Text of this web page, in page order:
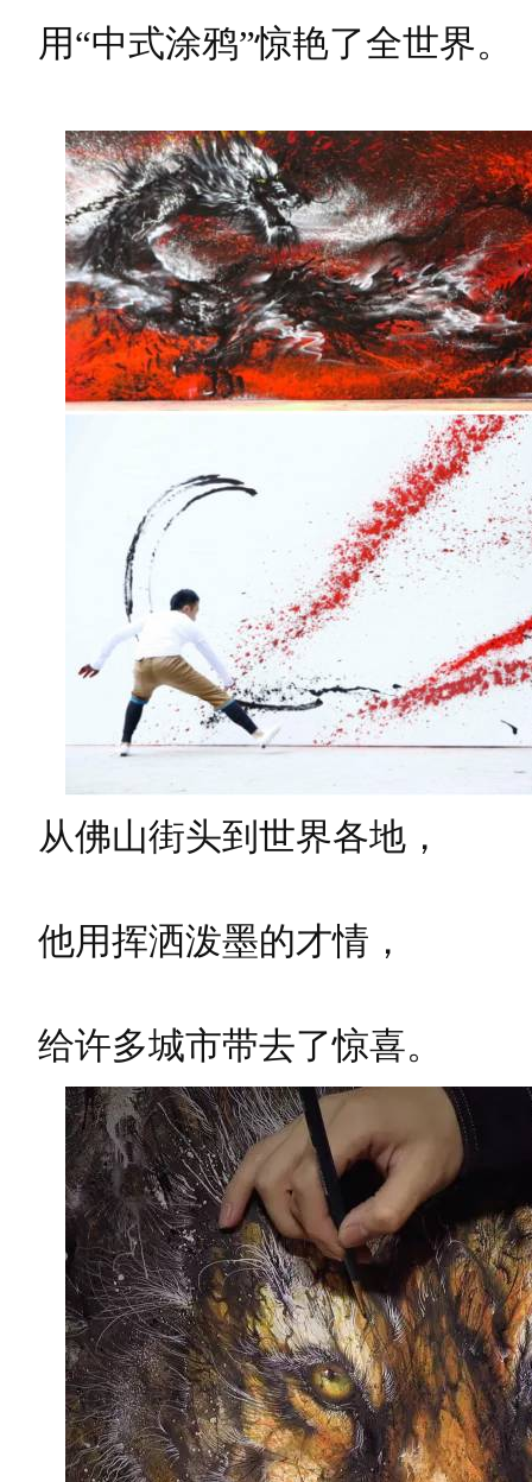
用“中式涂鸦”惊艳了全世界。
从佛山街头到世界各地，
他用挥洒泼墨的才情，
给许多城市带去了惊喜。